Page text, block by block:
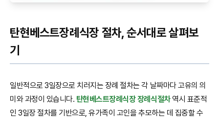
탄현베스트장례식장 절차, 순서대로 살펴보
기
일반적으로 3일장으로 치러지는 장례 절차는 각 날짜마다 고유의 의
미와 과정이 있습니다. 탄현베스트장례식장 장례식절차역시 표준적
인 3일장 절차를 기반으로, 유가족이 고인을 추모하는 데 집중할 수